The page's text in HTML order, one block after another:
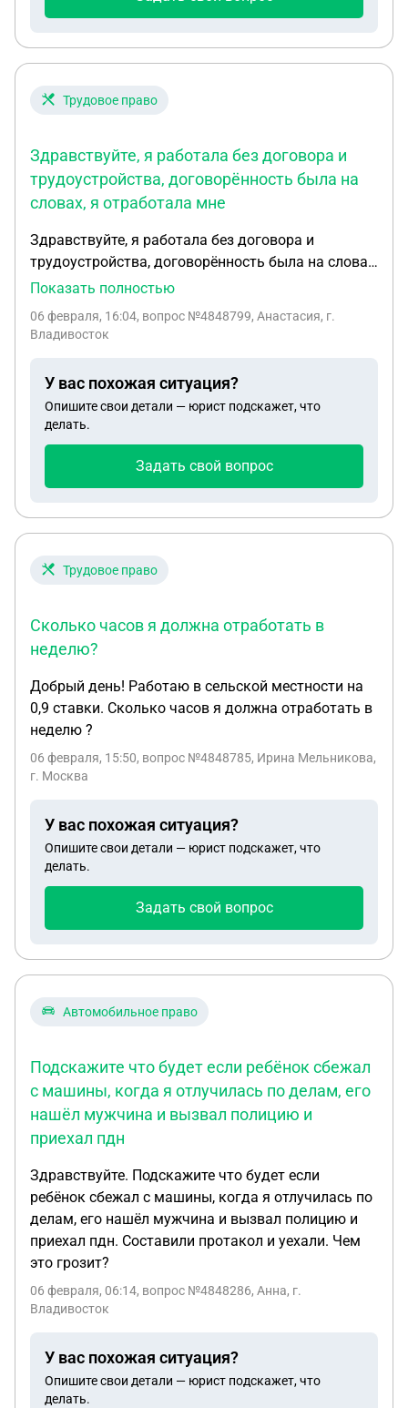
добавить свою старую фамилию в текст
закреплена связь между ними? (Я, ФИО, до 2021 г
Трудовое право
Здравствуйте, я работала без договора и
трудоустройства, договорённость была на
словах, я отработала мне
Здравствуйте, я работала без договора и
трудоустройства, договорённость была на словах
, я отработала мне заплатили, я решила не
отработать две недели и отказалась платить за
Показать полностью
06 февраля, 16:04, вопрос №4848799, Анастасия, г.
Владивосток
У вас похожая ситуация?
Опишите свои детали — юрист подскажет, что
делать.
Задать свой вопрос
Трудовое право
Сколько часов я должна отработать в
неделю?
Добрый день! Работаю в сельской местности на
0,9 ставки. Сколько часов я должна отработать в
неделю ?
06 февраля, 15:50, вопрос №4848785, Ирина Мельникова,
г. Москва
У вас похожая ситуация?
Опишите свои детали — юрист подскажет, что
делать.
Задать свой вопрос
Автомобильное право
Подскажите что будет если ребëнок сбежал
с машины, когда я отлучилась по делам, его
нашëл мужчина и вызвал полицию и
приехал пдн
Здравствуйте. Подскажите что будет если
ребëнок сбежал с машины, когда я отлучилась по
делам, его нашëл мужчина и вызвал полицию и
приехал пдн. Составили протакол и уехали. Чем
это грозит?
06 февраля, 06:14, вопрос №4848286, Анна, г.
Владивосток
У вас похожая ситуация?
Опишите свои детали — юрист подскажет, что
делать.